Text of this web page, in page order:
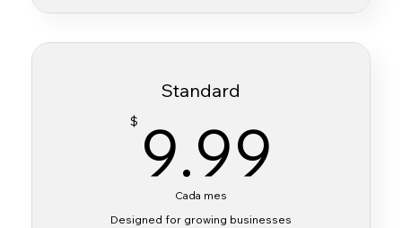
Standard
$ 9.99
Cada mes
Designed for growing businesses